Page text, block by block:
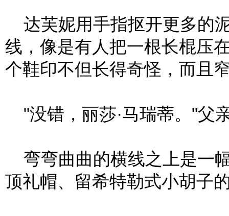
达芙妮用手指抠开更多的
线，像是有人把一根长棍压
个鞋印不但长得奇怪，而且
"没错，丽莎·马瑞蒂。"父
弯弯曲曲的横线之上是一
顶礼帽、留希特勒式小胡子